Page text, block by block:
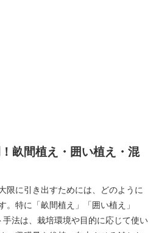
畝間植え・囲い植え・混
限に引き出すためには、どのように
。特に「畝間植え」「囲い植え」
手法は、栽培環境や目的に応じて使い